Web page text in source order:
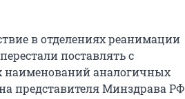
в отделениях реанимации
поставлять с
наименований аналогичных
представителя Минздрава РФ